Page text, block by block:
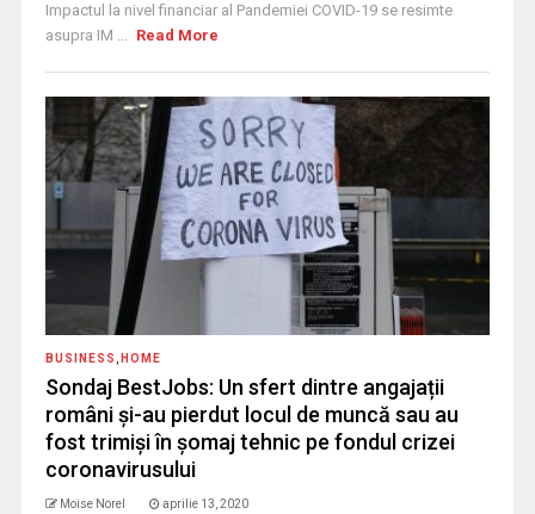
Impactul la nivel financiar al Pandemiei COVID-19 se resimte
asupra IM ... Read More
BUSINESS HOME
Sondaj BestJobs: Un sfert dintre angajații
români și-au pierdut locul de muncă sau au
fost trimiși în șomaj tehnic pe fondul crizei
coronavirusului
Moise Norel aprilie 13, 2020